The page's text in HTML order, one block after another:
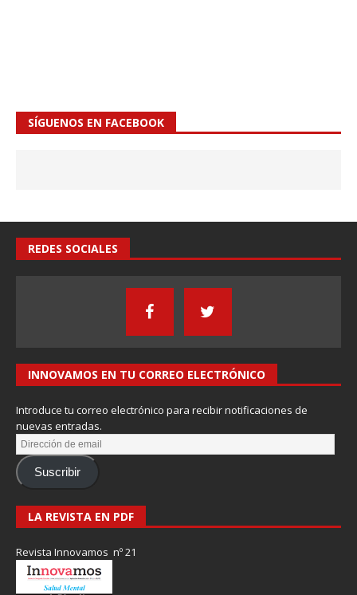
SÍGUENOS EN FACEBOOK
REDES SOCIALES
INNOVAMOS EN TU CORREO ELECTRÓNICO
Introduce tu correo electrónico para recibir notificaciones de
nuevas entradas.
Suscribir
LA REVISTA EN PDF
Revista Innovamos nº 21